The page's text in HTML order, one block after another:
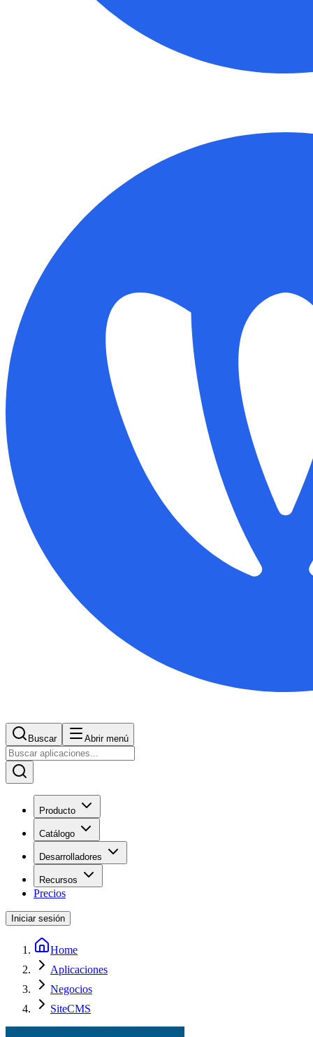
Buscar Abrir menú
Producto
Catálogo
Desarrolladores
Recursos
Precios
Iniciar sesión
Home
Aplicaciones
Negocios
SiteCMS